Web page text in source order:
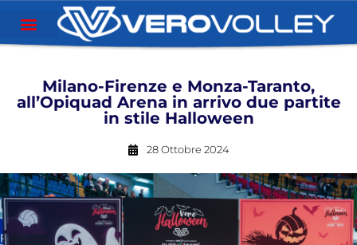
Milano-Firenze e Monza-Taranto,
all’Opiquad Arena in arrivo due partite
in stile Halloween
28 Ottobre 2024